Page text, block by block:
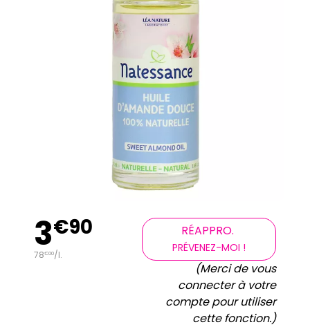
3€90
78€00/l.
RÉAPPRO.
PRÉVENEZ-MOI !
(Merci de vous
connecter à votre
compte pour utiliser
cette fonction.)